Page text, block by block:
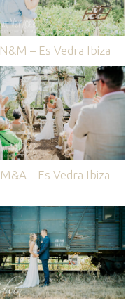
N&M – Es Vedra Ibiza
M&A – Es Vedra Ibiza